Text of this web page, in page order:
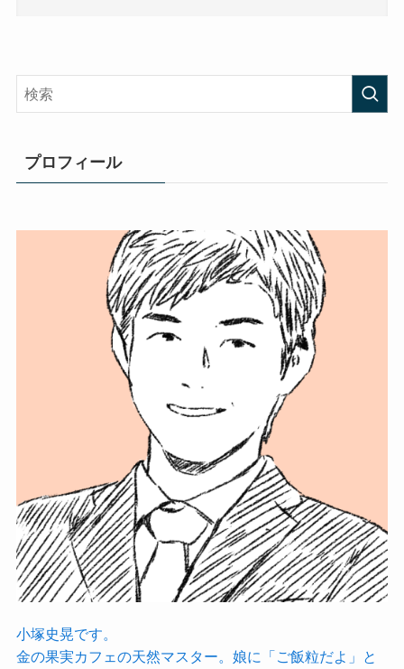
プロフィール
小塚史晃です。
金の果実カフェの天然マスター。娘に「ご飯粒だよ」と